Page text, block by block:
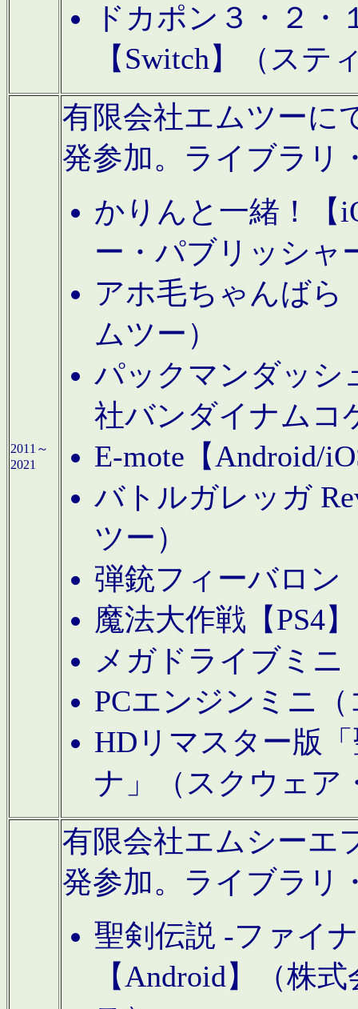
ドカポン３・２
【Switch】（ステ
2011～
2021
有限会社エムツーに
発参加。ライブラリ
かりんと一緒！【
ー・パブリッシャ
アホ毛ちゃんばら
ムツー）
パックマンダッシ
社バンダイナムコ
E-mote【Android/
バトルガレッガ
ツー）
弾銃フィーバロン
魔法大作戦【PS4
メガドライブミニ
PCエンジンミニ
HDリマスター版
ナ」（スクウェア
有限会社エムシーエ
発参加。ライブラリ
聖剣伝説 -ファイ
【Android】（株